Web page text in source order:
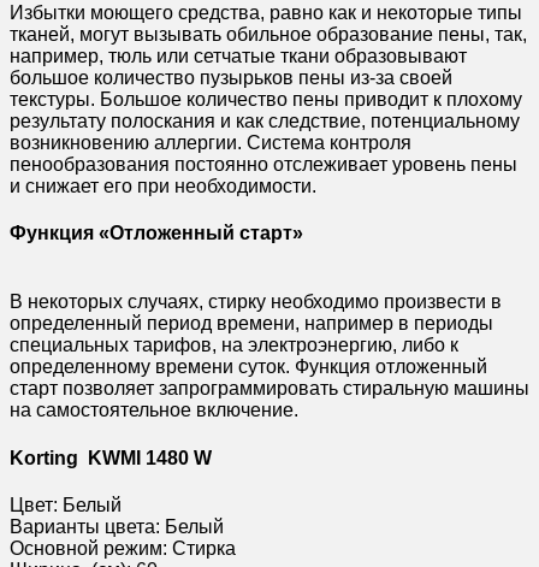
Избытки моющего средства, равно как и некоторые типы
тканей, могут вызывать обильное образование пены, так,
например, тюль или сетчатые ткани образовывают
большое количество пузырьков пены из-за своей
текстуры. Большое количество пены приводит к плохому
результату полоскания и как следствие, потенциальному
возникновению аллергии. Система контроля
пенообразования постоянно отслеживает уровень пены
и снижает его при необходимости.
Функция «Отложенный старт»
В некоторых случаях, стирку необходимо произвести в
определенный период времени, например в периоды
специальных тарифов, на электроэнергию, либо к
определенному времени суток. Функция отложенный
старт позволяет запрограммировать стиральную машины
на самостоятельное включение.
Korting KWMI 1480 W
Цвет: Белый
Варианты цвета: Белый
Основной режим: Стирка